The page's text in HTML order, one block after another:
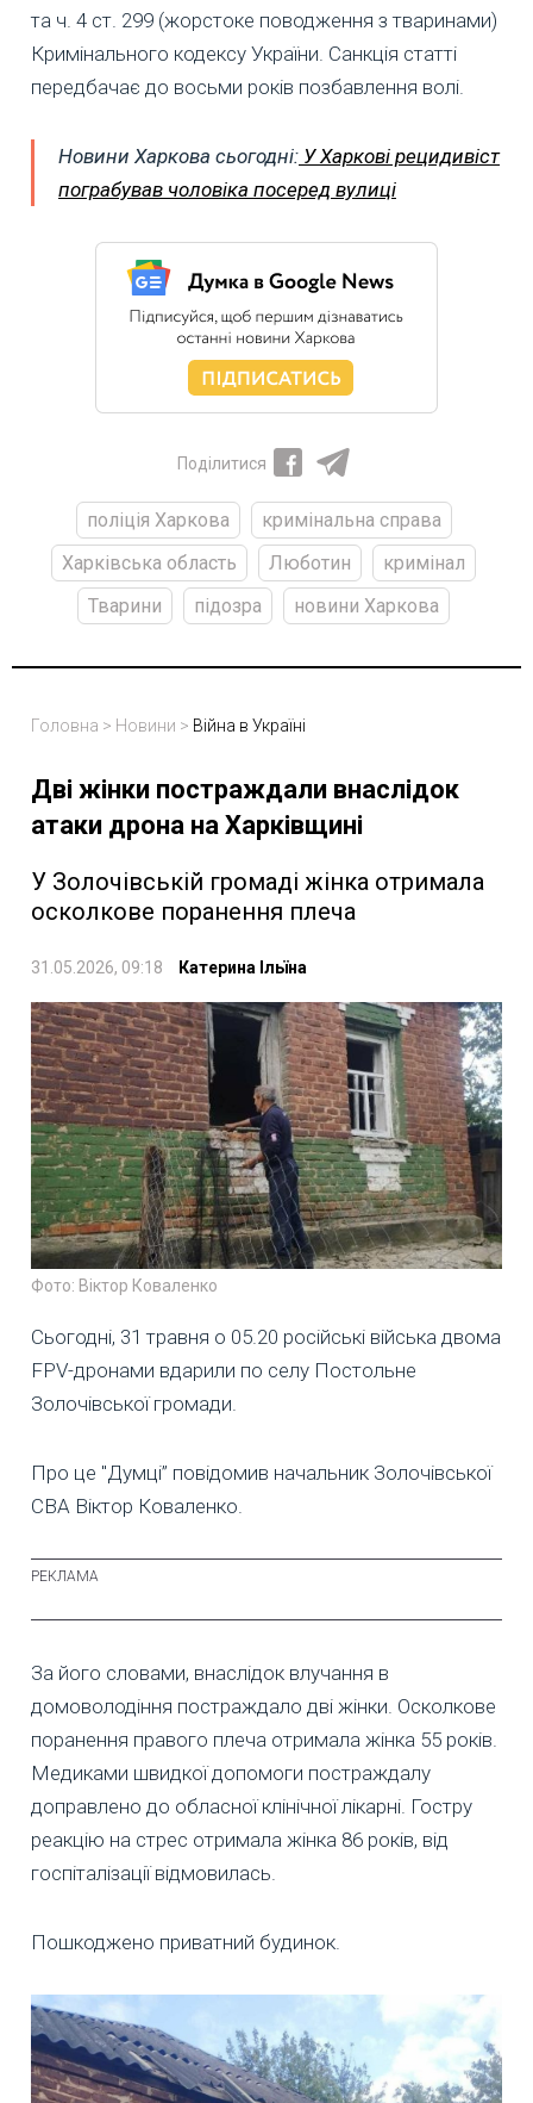
та ч. 4 ст. 299 (жорстоке поводження з тваринами)
Кримінального кодексу України. Санкція статті
передбачає до восьми років позбавлення волі.
Новини Харкова сьогодні: У Харкові рецидивіст
пограбував чоловіка посеред вулиці
Поділитися
поліція Харкова
кримінальна справа
Харківська область
Люботин
кримінал
Тварини
підозра новини Харкова
Головна > Новини > Війна в Україні
Дві жінки постраждали внаслідок
атаки дрона на Харківщині
У Золочівській громаді жінка отримала
осколкове поранення плеча
31.05.2026, 09:18 Катерина Ільїна
Фото: Віктор Коваленко
Сьогодні, 31 травня о 05.20 російські війська двома
FPV-дронами вдарили по селу Постольне
Золочівської громади.
Про це "Думці” повідомив начальник Золочівської
СВА Віктор Коваленко.
За його словами, внаслідок влучання в
домоволодіння постраждало дві жінки. Осколкове
поранення правого плеча отримала жінка 55 років.
Медиками швидкої допомоги постраждалу
доправлено до обласної клінічної лікарні. Гостру
реакцію на стрес отримала жінка 86 років, від
госпіталізації відмовилась.
Пошкоджено приватний будинок.